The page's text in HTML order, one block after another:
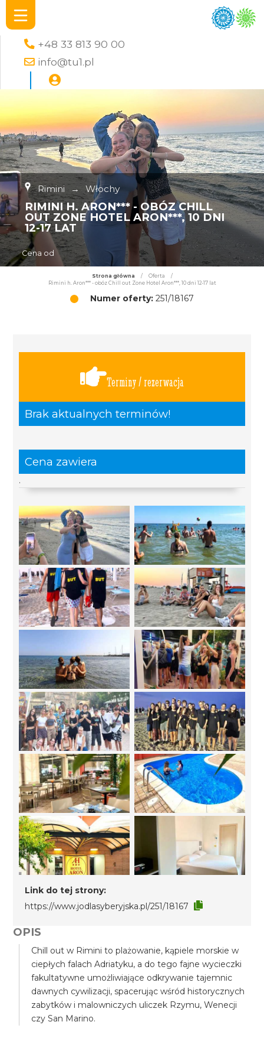
+48 33 813 90 00
info@tu1.pl
Rimini → Włochy
RIMINI H. ARON*** - OBÓZ CHILL
OUT ZONE HOTEL ARON***, 10 DNI
12-17 LAT
Cena od
Strona główna / Oferta
/
Rimini h. Aron*** - obóz Chill out Zone Hotel Aron***, 10 dni 12-17 lat
Numer oferty: 251/18167
Terminy / rezerwacja
Brak aktualnych terminów!
Cena zawiera
.
Link do tej strony:
https://www.jodlasyberyjska.pl/251/18167
OPIS
Chill out w Rimini to plażowanie, kąpiele morskie w
ciepłych falach Adriatyku, a do tego fajne wycieczki
fakultatywne umożliwiające odkrywanie tajemnic
dawnych cywilizacji, spacerując wśród historycznych
zabytków i malowniczych uliczek Rzymu, Wenecji
czy San Marino.